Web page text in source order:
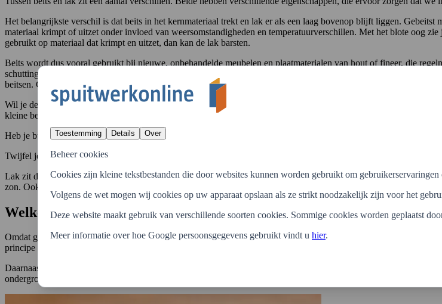
Het belangrijkste verschil is dat beits in het kernmateriaal trekt en lak er als een laag bovenop blijft liggen.
materiaal krimpt of uitzet onder invloed van weersomstandigheden en temperatuurverschillen. Met het blote oog
gebruikt op materiaal dat krimpt en uitzet, dan kan de lak barsten.
Beits wordt dus vooral gebruikt bij nieuwe, onbehandelde meubelen en plaatmaterialen van hout of fineer, die
schuttingen en tuinhout. Ook staat beits mooier als je het patroon van het materiaal wilt blijven zien, zoals bij hout
beitsen. Goede voorbeelden van gebeitste binnenmeubelen zijn antieke houten tafels en bureaus.
Wil je de ondergrond blijven zien maar wil je een betere bescherming van het materiaal? Kies dan voor spuiten
kleine beschadigingen zoals krasjes en deukjes en tegen verkleuring door het UV-licht van de zon.
Heb je buitenmeubelen van bijvoorbeeld kunststof of metaal? Dan is het spuiten met 1K of 2K lak in een dekkende
Twijfel je welke behandeling het beste is voor het materiaal? Overleg dan met de meubelspuiter. Met zijn kennis en
Lak zit dus als een laag over het materiaal heen, en sluit daarmee het materiaal af. Dit zorgt voor een laag die
zon. Ook bestaan er lakken die wat flexibeler zijn, en meer kunnen meebewegen met de werking van het
Welke materialen kun je laten beitsen?
Omdat gebeitst materiaal kan ademen, wordt beits gebruikt bij nieuwe buitenmeubelen en andere exterieur-
principe kunnen alle natuurlijke materiaalsoorten gebeitst worden. In de praktijk wordt beits vooral gebruikt bij hout
Daarnaast wordt beits gebruikt voor materiaal waarvan je de ondergrond wilt blijven zien. Dit is vooral mooi bij
ondergrond niet mooi is. Hiervoor wordt een dekkende lak gebruikt.
Toestemming Details Over
Beheer cookies
Cookies zijn kleine tekstbestanden die door websites kunnen worden gebruikt om gebruikerservaringen
Volgens de wet mogen wij cookies op uw apparaat opslaan als ze strikt noodzakelijk zijn voor het
Deze website maakt gebruik van verschillende soorten cookies. Sommige cookies worden geplaatst
Meer informatie over hoe Google persoonsgegevens gebruikt vindt u hier.